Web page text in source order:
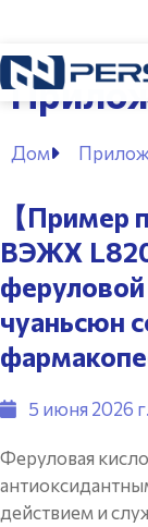
Дом
【Пример
ВЭЖХ
чуаньсюн
5 июня 2026 г.
Феруловая
действием и